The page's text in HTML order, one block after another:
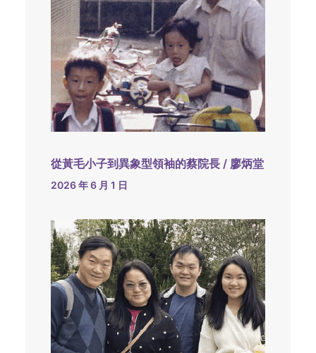
從黃毛小子到異象型領袖的蔡院長 / 廖炳堂
2026 年 6 月 1 日